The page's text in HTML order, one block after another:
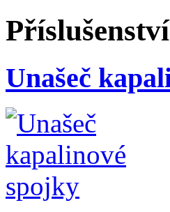
Příslušenství
Unašeč